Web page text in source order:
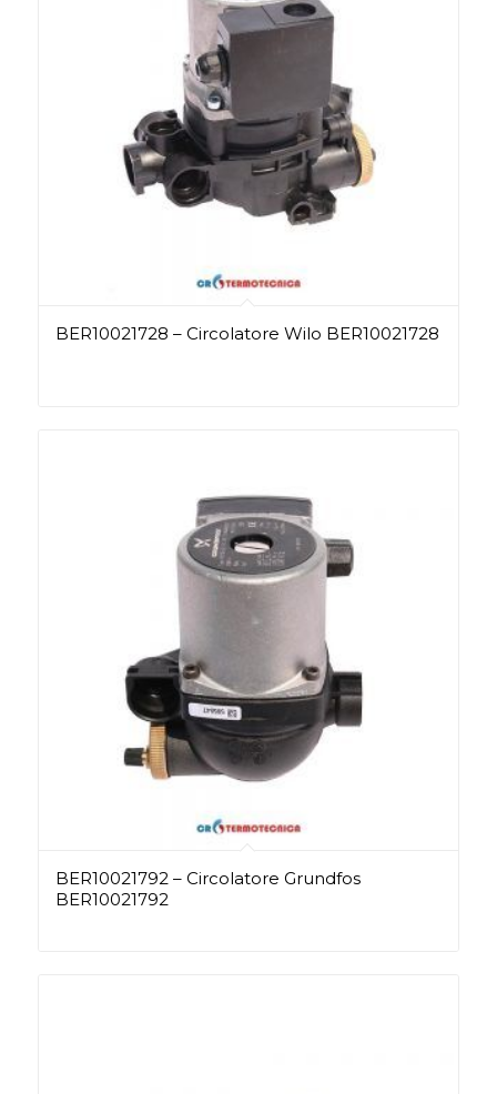
BER10021728 – Circolatore Wilo BER10021728
BER10021792 – Circolatore Grundfos
BER10021792